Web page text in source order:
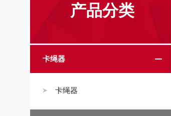
产品分类
卡绳器
卡绳器